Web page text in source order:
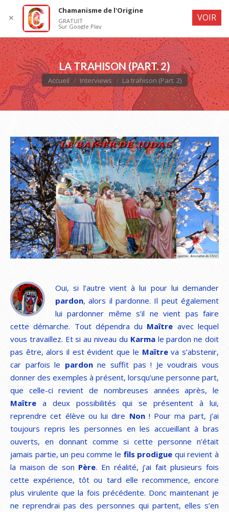
LA TRAHISON (PART. 2)
Vous êtes ici :
Accueil Interviews La trahison (Part. 2)
Oui, si l’autre vient à lui pour lui demander
pardon, alors il pardonne. Il peut également
lui pardonner même s’il ne vient pas faire
cette démarche. Tout dépendra du Maître avec lequel
vous travaillez. Et si au niveau du Karmale pardon ne doit
pas être, alors il est évident que le Maîtreva s’abstenir,
car parfois le pardonne suffit pas ! Je voudrais vous
donner des exemples à présent, lorsqu’une personne part,
que celle-ci revient de nombreuses années après, le
Maître a deux possibilités qui se présentent à lui,
reprendre cet élève ou lui dire Non! Pour ma part, j’ai
toujours repris les personnes en les accueillant à bras
ouverts, en donnant comme si cette personne n’était
jamais partie, un peu comme le fils prodigue qui revient à
la maison de son Père. En réalité, j’ai fait plusieurs fois
cette expérience, tôt ou tard elle recommence, encore
plus virulente que la fois précédente. Donc maintenant je
ne reprendrai pas des personnes qui partent, elles s’en
✕
Chamanisme de l'Origine
GRATUIT
Sur Google Play
VOIR